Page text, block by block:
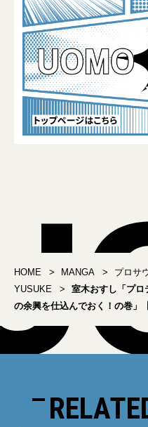
HOME MANGA
プロサ
YUSUKE
室木おすし「プロ
の余興を仕込んでおく！の巻」